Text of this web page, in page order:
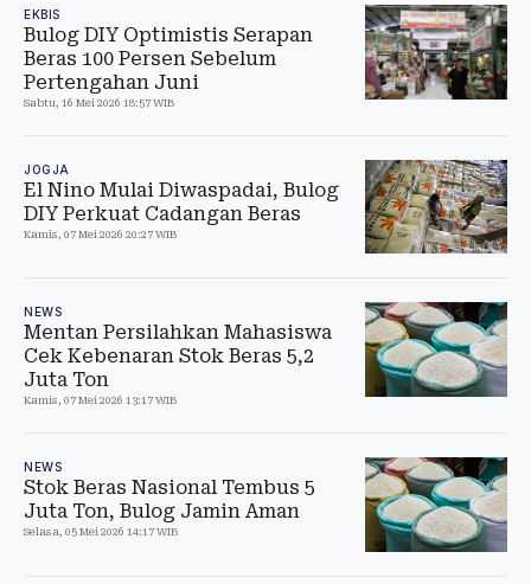
EKBIS
Bulog DIY Optimistis Serapan
Beras 100 Persen Sebelum
Pertengahan Juni
Sabtu, 16 Mei 2026 18:57 WIB
JOGJA
El Nino Mulai Diwaspadai, Bulog
DIY Perkuat Cadangan Beras
Kamis, 07 Mei 2026 20:27 WIB
NEWS
Mentan Persilahkan Mahasiswa
Cek Kebenaran Stok Beras 5,2
Juta Ton
Kamis, 07 Mei 2026 13:17 WIB
NEWS
Stok Beras Nasional Tembus 5
Juta Ton, Bulog Jamin Aman
Selasa, 05 Mei 2026 14:17 WIB